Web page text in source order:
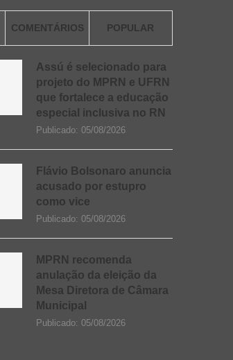
COMENTÁRIOS POPULAR
Assú é selecionado para
projeto do MPRN e UFRN
que fortalece a educação
especial inclusiva no RN
Publicado: 05/08/2026
Flávio Bolsonaro anuncia
acusado por estupro
como vice
Publicado: 05/08/2026
MPRN recomenda
anulação da eleição da
Mesa Diretora de Câmara
Municipal
Publicado: 05/08/2026